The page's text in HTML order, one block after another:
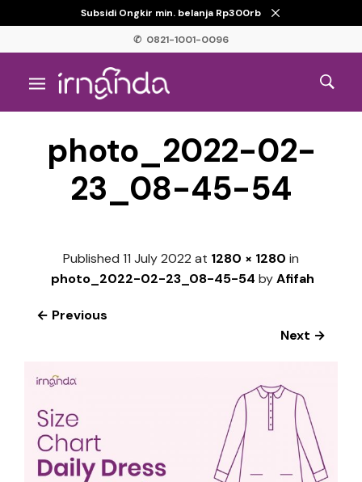
Subsidi Ongkir min. belanja Rp300rb
✆ 0821-1001-0096
photo_2022-02-
23_08-45-54
Published 11 July 2022 at 1280 × 1280 in
photo_2022-02-23_08-45-54 byAfifah
← Previous
Next →